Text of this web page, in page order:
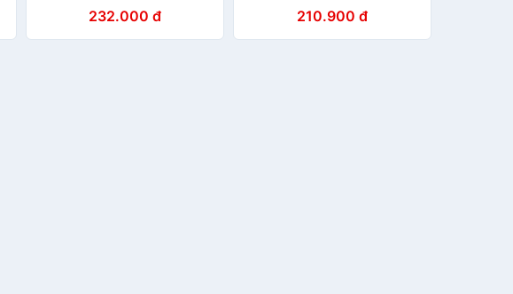
(Hardback) Sinh vật huyền bí
và nơi tìm ra chúng (English
232.000 đ 210.900 đ